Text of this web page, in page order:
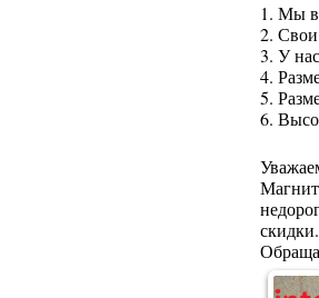
1. Мы
2.
3. У
4.
5.
6.